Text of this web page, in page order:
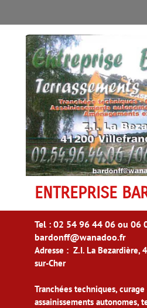
ENTREPRISE
Tel : 02 54 96 44 06 ou 06
bardonff@wanadoo.fr
Adresse : Z.I. La Bezardière,
sur-Cher
Tranchées techniques, curage
assainissements autonomes,